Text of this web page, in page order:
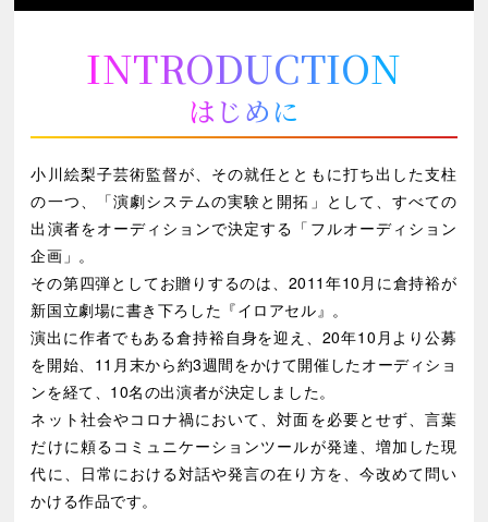
INTRODUCTION
はじめに
小川絵梨子芸術監督が、その就任とともに打ち出した支柱
の一つ、「演劇システムの実験と開拓」として、すべての
出演者をオーディションで決定する「フルオーディション
企画」。
その第四弾としてお贈りするのは、2011年10月に倉持裕が
新国立劇場に書き下ろした『イロアセル』。
演出に作者でもある倉持裕自身を迎え、20年10月より公募
を開始、11月末から約3週間をかけて開催したオーディショ
ンを経て、10名の出演者が決定しました。
ネット社会やコロナ禍において、対面を必要とせず、言葉
だけに頼るコミュニケーションツールが発達、増加した現
代に、日常における対話や発言の在り方を、今改めて問い
かける作品です。